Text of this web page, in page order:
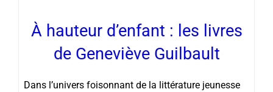
À hauteur d’enfant : les livres
de Geneviève Guilbault
Dans l’univers foisonnant de la littérature jeunesse